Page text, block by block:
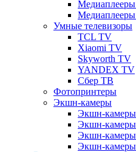
Умные телевизоры
TCL TV
Xiaomi TV
Skyworth TV
YANDEX TV
Сбер ТВ
Фотопринтеры
Экшн-камеры
Экшн-
Экшн-камеры
Экшн-камеры
Экшн-